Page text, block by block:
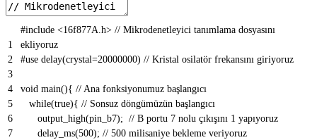
1
2
3
4
5
6
7
#include <16f877A.h> // Mikrodenetleyici tanımlama dosyasını
ekliyoruz
#use delay(crystal=20000000) // Kristal osilatör frekansını giriyoruz
void main(){ // Ana fonksiyonumuz başlangıcı
while(true){ // Sonsuz döngümüzün başlangıcı
output_high(pin_b7); // B portu 7 nolu çıkışını 1 yapıyoruz
delay_ms(500); // 500 milisaniye bekleme veriyoruz